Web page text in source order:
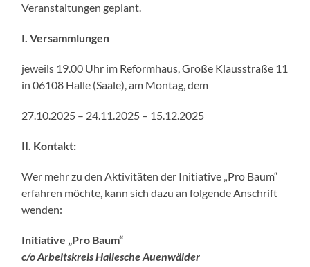
Veranstaltungen geplant.
I. Versammlungen
jeweils 19.00 Uhr im Reformhaus, Große Klausstraße 11
in 06108 Halle (Saale), am Montag, dem
27.10.2025 – 24.11.2025 – 15.12.2025
II. Kontakt:
Wer mehr zu den Aktivitäten der Initiative „Pro Baum“
erfahren möchte, kann sich dazu an folgende Anschrift
wenden:
Initiative „Pro Baum“
c/o Arbeitskreis Hallesche Auenwälder